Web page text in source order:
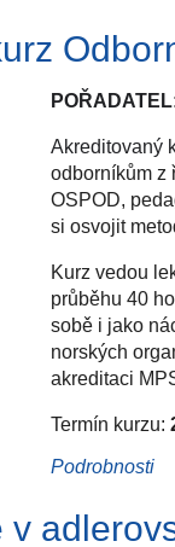
2. webinář
a principy
3. webinář 4.
Co rozumíme
jak k nim
Účinné
terapeutické
vývojovým
5. webinář 6.
Výsledky
6. webinář 5.
přístupů,
Akreditovaný
odborníkům z
OSPOD,
si osvojit
Kurz vedou
průběhu 40
sobě i jako
norských
akreditaci
Termín kurzu:
Vždy v
Cena výcviku
Podrobnosti